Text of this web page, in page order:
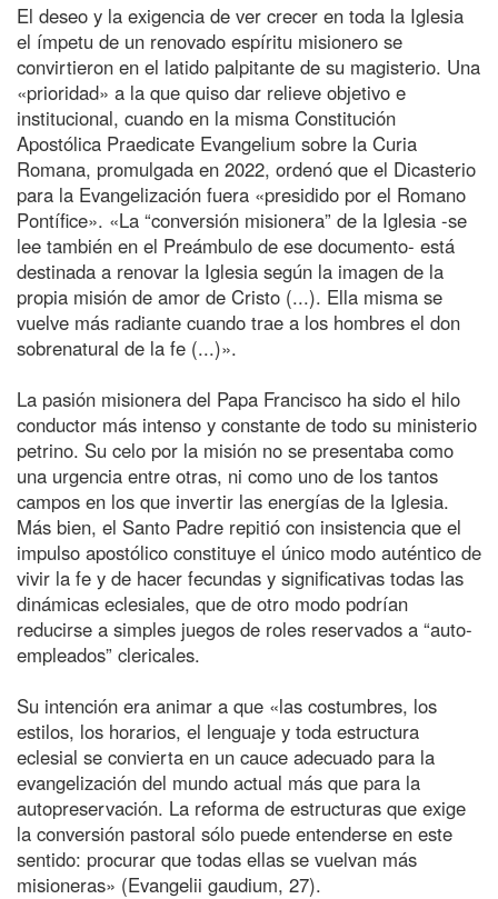
El deseo y la exigencia de ver crecer en toda la Iglesia
el ímpetu de un renovado espíritu misionero se
convirtieron en el latido palpitante de su magisterio. Una
«prioridad» a la que quiso dar relieve objetivo e
institucional, cuando en la misma Constitución
Apostólica Praedicate Evangelium sobre la Curia
Romana, promulgada en 2022, ordenó que el Dicasterio
para la Evangelización fuera «presidido por el Romano
Pontífice». «La “conversión misionera” de la Iglesia -se
lee también en el Preámbulo de ese documento- está
destinada a renovar la Iglesia según la imagen de la
propia misión de amor de Cristo (...). Ella misma se
vuelve más radiante cuando trae a los hombres el don
sobrenatural de la fe (...)».
La pasión misionera del Papa Francisco ha sido el hilo
conductor más intenso y constante de todo su ministerio
petrino. Su celo por la misión no se presentaba como
una urgencia entre otras, ni como uno de los tantos
campos en los que invertir las energías de la Iglesia.
Más bien, el Santo Padre repitió con insistencia que el
impulso apostólico constituye el único modo auténtico de
vivir la fe y de hacer fecundas y significativas todas las
dinámicas eclesiales, que de otro modo podrían
reducirse a simples juegos de roles reservados a “auto-
empleados” clericales.
Su intención era animar a que «las costumbres, los
estilos, los horarios, el lenguaje y toda estructura
eclesial se convierta en un cauce adecuado para la
evangelización del mundo actual más que para la
autopreservación. La reforma de estructuras que exige
la conversión pastoral sólo puede entenderse en este
sentido: procurar que todas ellas se vuelvan más
misioneras» (Evangelii gaudium, 27).